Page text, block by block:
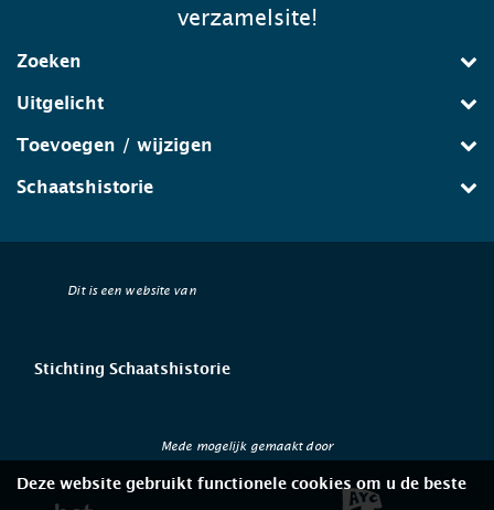
verzamelsite!
Zoeken
Uitgelicht
Toevoegen / wijzigen
Schaatshistorie
Dit is een website van
Stichting Schaatshistorie
Mede mogelijk gemaakt door
Deze website gebruikt functionele cookies om u de beste